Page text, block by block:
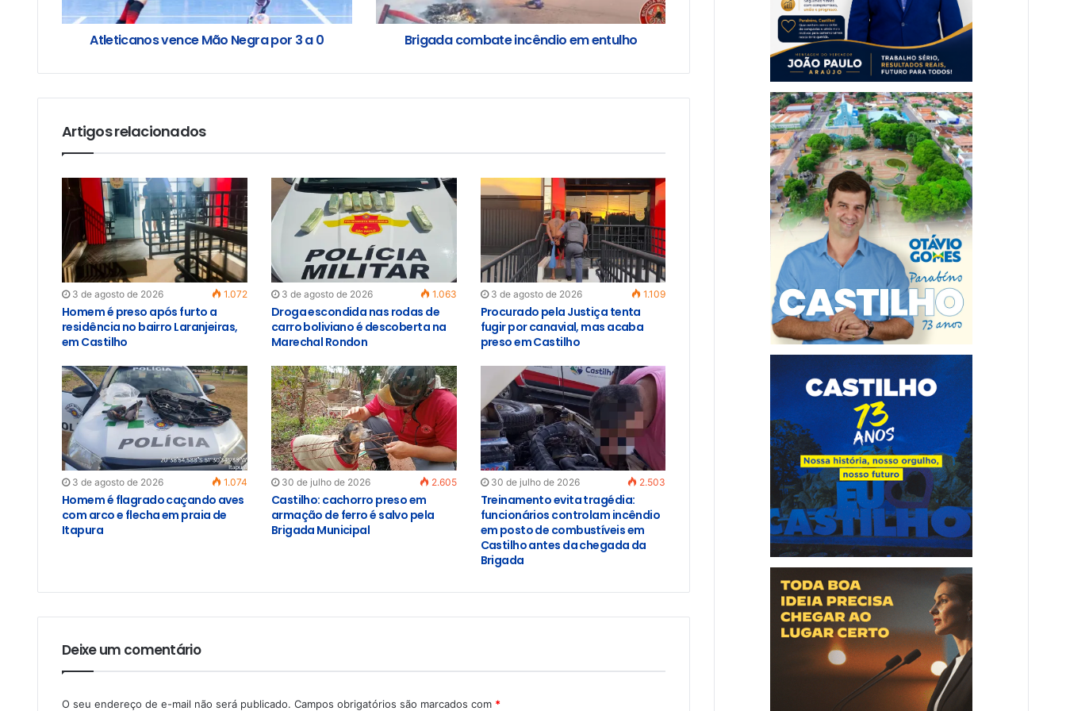
Atleticanos vence Mão Negra por 3 a 0 Brigada combate incêndio em entulho
Artigos relacionados
3 de agosto de 2026 1.072
Homem é preso após furto a
residência no bairro Laranjeiras,
em Castilho
3 de agosto de 2026 1.063
Droga escondida nas rodas de
carro boliviano é descoberta na
Marechal Rondon
3 de agosto de 2026 1.109
Procurado pela Justiça tenta
fugir por canavial, mas acaba
preso em Castilho
3 de agosto de 2026 1.074
Homem é flagrado caçando aves
com arco e flecha em praia de
Itapura
30 de julho de 2026 2.605
Castilho: cachorro preso em
armação de ferro é salvo pela
Brigada Municipal
30 de julho de 2026 2.503
Treinamento evita tragédia:
funcionários controlam incêndio
em posto de combustíveis em
Castilho antes da chegada da
Brigada
Deixe um comentário
O seu endereço de e-mail não será publicado. Campos obrigatórios são marcados com *